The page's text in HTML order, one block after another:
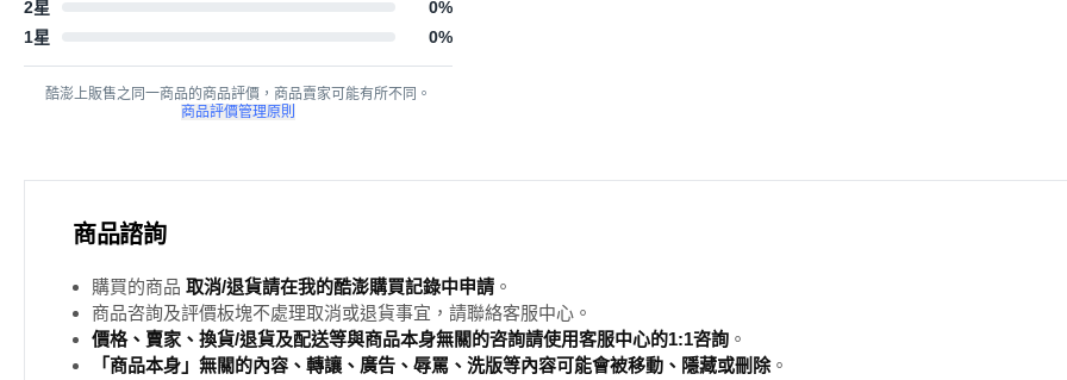
2星 0%
1星
0%
酷澎上販售之同一商品的商品評價，商品賣家可能有所不同。
商品評價管理原則
商品諮詢
購買的商品 取消/退貨請在我的酷澎購買記錄中申請 。
商品咨詢及評價板塊不處理取消或退貨事宜，請聯絡客服中心。
價格、賣家、換貨/退貨及配送等與商品本身無關的咨詢請使用客服中心的1:1咨詢 。
「商品本身」無關的內容、轉讓、廣告、辱罵、洗版等內容可能會被移動、隱藏或刪除。